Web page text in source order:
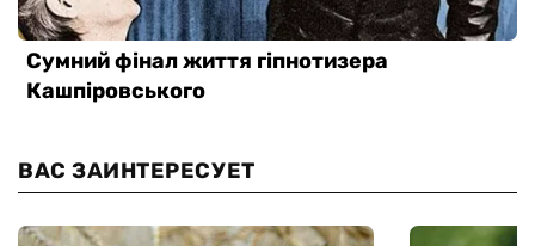
ВАС ЗАИНТЕРЕСУЕТ